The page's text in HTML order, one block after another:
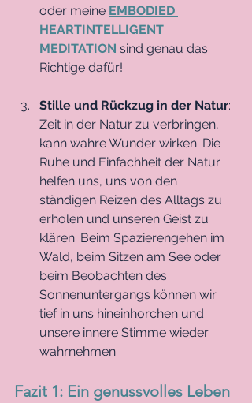
oder meine EMBODIED
HEARTINTELLIGENT
MEDITATION sind genau das
Richtige dafür!
Stille und Rückzug in der Natur:
Zeit in der Natur zu verbringen,
kann wahre Wunder wirken. Die
Ruhe und Einfachheit der Natur
helfen uns, uns von den
ständigen Reizen des Alltags zu
erholen und unseren Geist zu
klären. Beim Spazierengehen im
Wald, beim Sitzen am See oder
beim Beobachten des
Sonnenuntergangs können wir
tief in uns hineinhorchen und
unsere innere Stimme wieder
wahrnehmen.
Fazit 1: Ein genussvolles Leben